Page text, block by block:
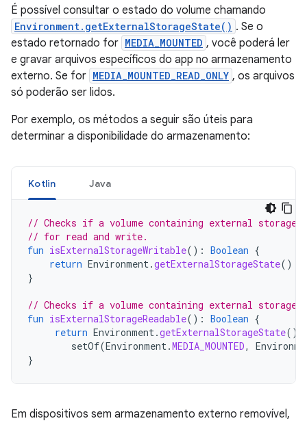
É possível consultar o estado do volume chamando
Environment.getExternalStorageState() . Se o
estado retornado for MEDIA_MOUNTED , você poderá ler
e gravar arquivos específicos do app no armazenamento
externo. Se for MEDIA_MOUNTED_READ_ONLY , os arquivos
só poderão ser lidos.
Por exemplo, os métodos a seguir são úteis para
determinar a disponibilidade do armazenamento:
Kotlin Java
// Checks if a volume containing external storage
// for read and write.
fun isExternalStorageWritable(): Boolean {
return Environment.getExternalStorageState()
}
// Checks if a volume containing external
fun isExternalStorageReadable(): Boolean {
return Environment.getExternalStorageState()
setOf(Environment.MEDIA_MOUNTED,
}
Em dispositivos sem armazenamento externo removível,